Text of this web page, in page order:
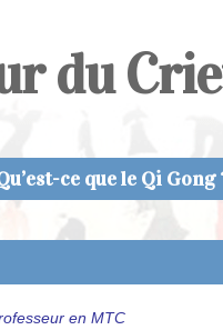
du
ce que le Qi Gong
en MTC